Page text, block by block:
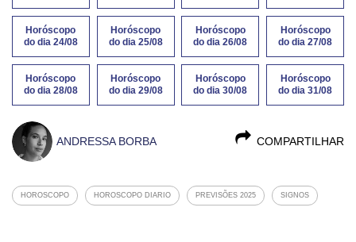
Horóscopo
do dia 24/08
Horóscopo
do dia 25/08
Horóscopo
do dia 26/08
Horóscopo
do dia 27/08
Horóscopo
do dia 28/08
Horóscopo
do dia 29/08
Horóscopo
do dia 30/08
Horóscopo
do dia 31/08
COMPARTILHAR
ANDRESSA BORBA
HOROSCOPO HOROSCOPO DIARIO PREVISÕES 2025 SIGNOS